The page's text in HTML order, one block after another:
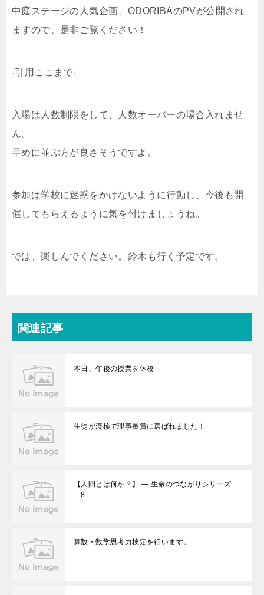
中庭ステージの人気企画、ODORIBAのPVが公開され
ますので、是非ご覧ください！
-引用ここまで-
入場は人数制限をして、人数オーバーの場合入れませ
ん。
早めに並ぶ方が良さそうですよ。
参加は学校に迷惑をかけないように行動し、今後も開
催してもらえるように気を付けましょうね。
では、楽しんでください。鈴木も行く予定です。
関連記事
本日、午後の授業を休校
生徒が漢検で理事長賞に選ばれました！
【人間とは何か？】 ― 生命のつながりシリーズ
―8
算数・数学思考力検定を行います。